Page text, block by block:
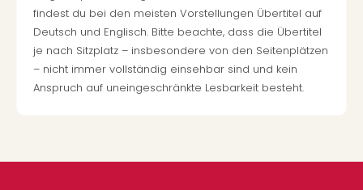
findest du bei den meisten Vorstellungen Übertitel auf
Deutsch und Englisch. Bitte beachte, dass die Übertitel
je nach Sitzplatz – insbesondere von den Seitenplätzen
– nicht immer vollständig einsehbar sind und kein
Anspruch auf uneingeschränkte Lesbarkeit besteht.